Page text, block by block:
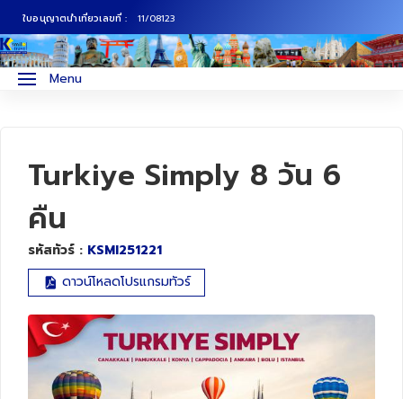
ใบอนุญาตนำเที่ยวเลขที่ : 11/08123
Menu
Turkiye Simply 8 วัน 6
คืน
รหัสทัวร์ : KSMI251221
ดาวน์โหลดโปรแกรมทัวร์
ทัวร์ญี่ปุ่น
ทัวร์ยุโรป
ทัวร์สแกนดิเนเวีย
ทัวร์จีน
ทัวร์ฮ่องกง
ทัวร์สิงคโปร์
ทัวร์ตุรเคีย
ภาคเหนือ
ภาคตะวันตก
ภาคตะวันออก